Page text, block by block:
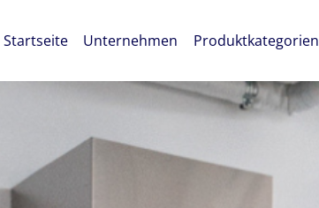
Startseite Unternehmen Produktkategorien